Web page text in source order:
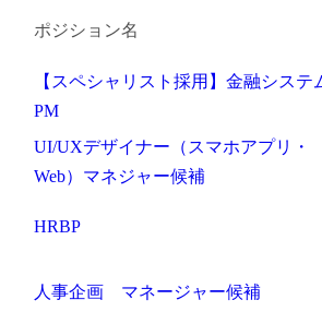
半導体
機械・装置
化学
金属・素材
ポジション名
【スペシャリスト採用】金融システ
PM
UI/UXデザイナー（スマホアプリ・
Web）マネジャー候補
HRBP
人事企画 マネージャー候補